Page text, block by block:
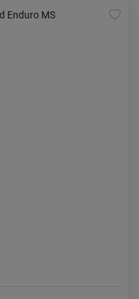
od najwyższej